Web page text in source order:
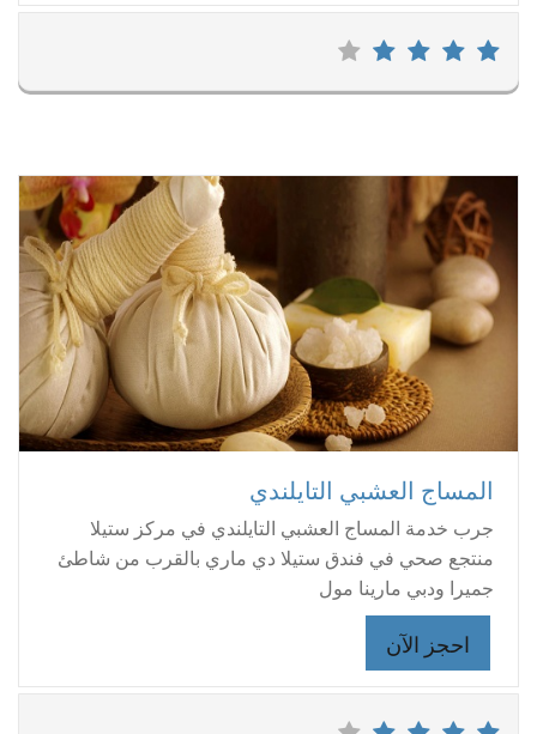
المساج العشبي التايلندي
جرب خدمة المساج العشبي التايلندي في مركز ستيلا
منتجع صحي في فندق ستيلا دي ماري بالقرب من شاطئ
جميرا ودبي مارينا مول
احجز الآن